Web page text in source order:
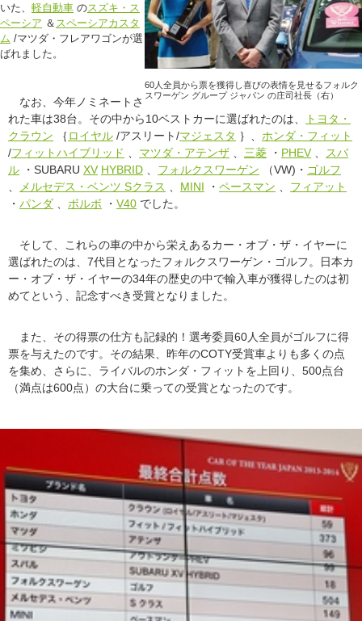
60人全員から票を獲得し喜びの表情を見せるフォルク
スワーゲン グループ ジャパン の庄司社長（右）
いた、 軽自動車 のスズキ・ス
ペーシア ＆ スペーシアカスタ
ム /マツダ・フレアワゴンが選
ばれました。
なお、今年ノミネートさ
れた車は38台。その中から10ベストカーに選ばれたのは、
トヨタ・
クラウン ｛ ロイヤル /アスリート/マジェスタ ｝、 ホンダ・フィット
/フィットハイブリッド 、 マツダ・アテンザ 、 三菱 ・ PHEV 、 スバ
ル ・SUBARU XV HYBRID 、 フォルクスワーゲン （VW)・ ゴルフ
、
メルセデス・ベンツ Sクラス 、 MINI ・ ペースマン 、 フィアット
・ パンダ 、 ボルボ ・ V40 でした。
そして、これらの車の中から栄えあるカー・オブ・ザ・イヤーに
選ばれたのは、7代目となったフォルクスワーゲン・ゴルフ。日本カ
ー・オブ・ザ・イヤーの34年の歴史の中で輸入車が獲得したのは初
めてという、記念すべき受賞となりました。
また、その得票の仕方も記録的！選考委員60人全員がゴルフに得
票を与えたのです。その結果、昨年のCOTY受賞車よりも多くの点
を集め、さらに、ライバルのホンダ・フィットを上回り、500点台
（満点は600点）の大台に乗っての受賞となったのです。